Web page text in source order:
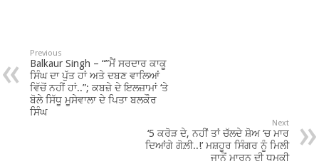
Previous
Balkaur Singh – “”ਮੈਂ ਸਰਦਾਰ ਕਾਕੂ
ਸਿੰਘ ਦਾ ਪੁੱਤ ਹਾਂ ਅਤੇ ਦਬਣ ਵਾਲਿਆਂ
ਵਿੱਚੋਂ ਨਹੀਂ ਹਾਂ..”; ਕਬਜ਼ੇ ਦੇ ਇਲਜ਼ਾਮਾਂ ‘ਤੇ
ਬੋਲੇ ਸਿੱਧੂ ਮੂਸੇਵਾਲਾ ਦੇ ਪਿਤਾ ਬਲਕੌਰ
ਸਿੰਘ
Next
‘5 ਕਰੋੜ ਦੇ, ਨਹੀਂ ਤਾਂ ਚੱਲਦੇ ਸ਼ੋਅ ‘ਚ ਮਾਰ
ਦਿਆਂਗੇ ਗੋਲ਼ੀ..!’ ਮਸ਼ਹੂਰ ਸਿੰਗਰ ਨੂੰ ਮਿਲੀ
ਜਾਨੋਂ ਮਾਰਨ ਦੀ ਧਮਕੀ